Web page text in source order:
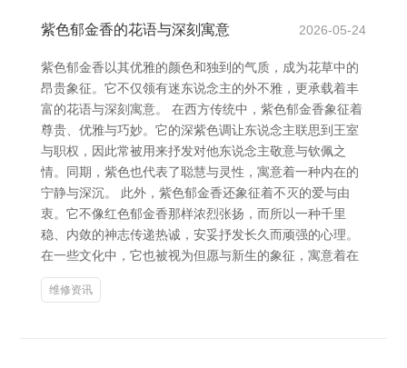
紫色郁金香的花语与深刻寓意 2026-05-24
紫色郁金香以其优雅的颜色和独到的气质，成为花草中的
昂贵象征。它不仅领有迷东说念主的外不雅，更承载着丰
富的花语与深刻寓意。 在西方传统中，紫色郁金香象征着
尊贵、优雅与巧妙。它的深紫色调让东说念主联思到王室
与职权，因此常被用来抒发对他东说念主敬意与钦佩之
情。同期，紫色也代表了聪慧与灵性，寓意着一种内在的
宁静与深沉。 此外，紫色郁金香还象征着不灭的爱与由
衷。它不像红色郁金香那样浓烈张扬，而所以一种千里
稳、内敛的神志传递热诚，安妥抒发长久而顽强的心理。
在一些文化中，它也被视为但愿与新生的象征，寓意着在
维修资讯